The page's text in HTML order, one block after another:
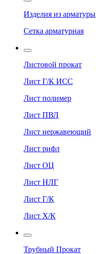
Изделия из арматуры
Сетка арматурная
Листовой прокат
Лист Г/К ИСС
Лист полимер
Лист ПВЛ
Лист нержавеющий
Лист рифл
Лист ОЦ
Лист НЛГ
Лист Г/К
Лист Х/К
Трубный Прокат